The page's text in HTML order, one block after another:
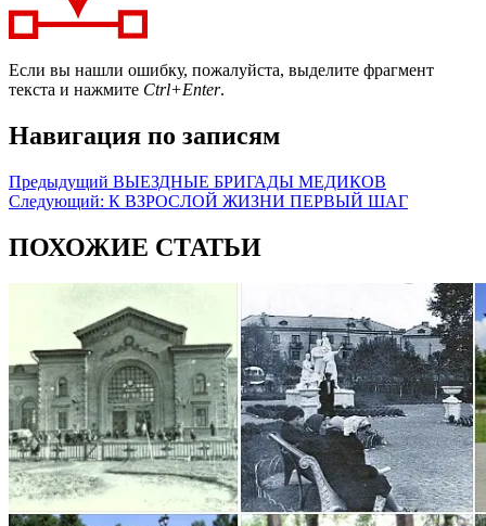
Если вы нашли ошибку, пожалуйста, выделите фрагмент
текста и нажмите Ctrl+Enter.
Навигация по записям
Предыдущий ВЫЕЗДНЫЕ БРИГАДЫ МЕДИКОВ
Следующий: К ВЗРОСЛОЙ ЖИЗНИ ПЕРВЫЙ ШАГ
ПОХОЖИЕ СТАТЬИ